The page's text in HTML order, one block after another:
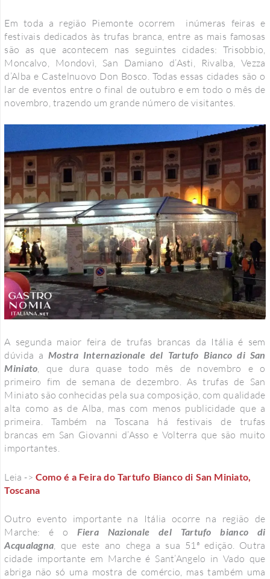
Em toda a região Piemonte ocorrem inúmeras feiras e
festivais dedicados às trufas branca, entre as mais famosas
são as que acontecem nas seguintes cidades: Trisobbio,
Moncalvo, Mondovì, San Damiano d’Asti, Rivalba, Vezza
d’Alba e Castelnuovo Don Bosco. Todas essas cidades são o
lar de eventos entre o final de outubro e em todo o mês de
novembro, trazendo um grande número de visitantes.
A segunda maior feira de trufas brancas da Itália é sem
dúvida aMostra Internazionale del Tartufo Bianco di San
Miniato , que dura quase todo mês de novembro e o
primeiro fim de semana de dezembro. As trufas de San
Miniato são conhecidas pela sua composição, com qualidade
alta como as de Alba, mas com menos publicidade que a
primeira. Também na Toscana há festivais de trufas
brancas em San Giovanni d’Asso e Volterra que são muito
importantes.
Leia -> Como é a Feira do Tartufo Bianco di San Miniato,
Toscana
Outro evento importante na Itália ocorre na região de
Marche: é oFiera Nazionale del Tartufo bianco di
Acqualagna, que este ano chega a sua 51ª edição. Outra
cidade importante em Marche é Sant’Angelo in Vado que
abriga não só uma mostra de comércio, mas também uma